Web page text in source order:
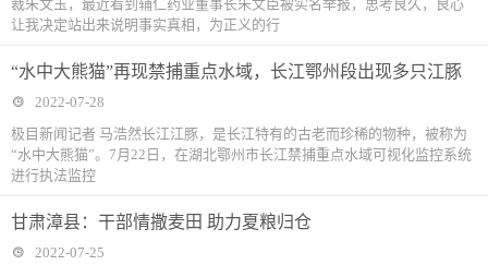
裁朱文玉，最近看到辅仁药业董事长朱文臣被实名举报，思考良久，良心
让我决定站出来说明事实真相，为正义的行
“水中大熊猫”再现禁捕重点水域，长江鄂州段出现多只江豚
2022-07-28
极目新闻记者 马浩然长江江豚，是长江特有的古老而珍稀的物种，被称为
“水中大熊猫”。7月22日，在湖北鄂州市长江禁捕重点水域可视化监控系统
进行执法监控
甘肃漳县：干部情撒麦田 助力夏粮归仓
2022-07-25